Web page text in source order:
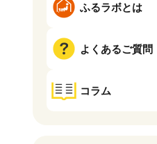
ふるラボとは
よくあるご質問
コラム